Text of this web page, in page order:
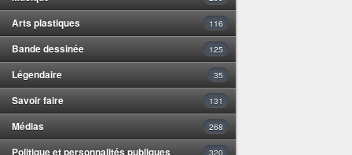
Arts plastiques 116
Bande dessinée 125
Légendaire 35
Savoir faire 131
Médias 268
Politique et personnalités publiques 320